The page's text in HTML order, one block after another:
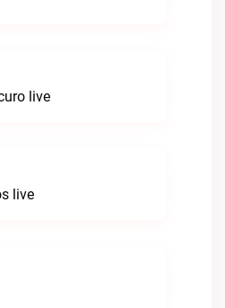
live
live